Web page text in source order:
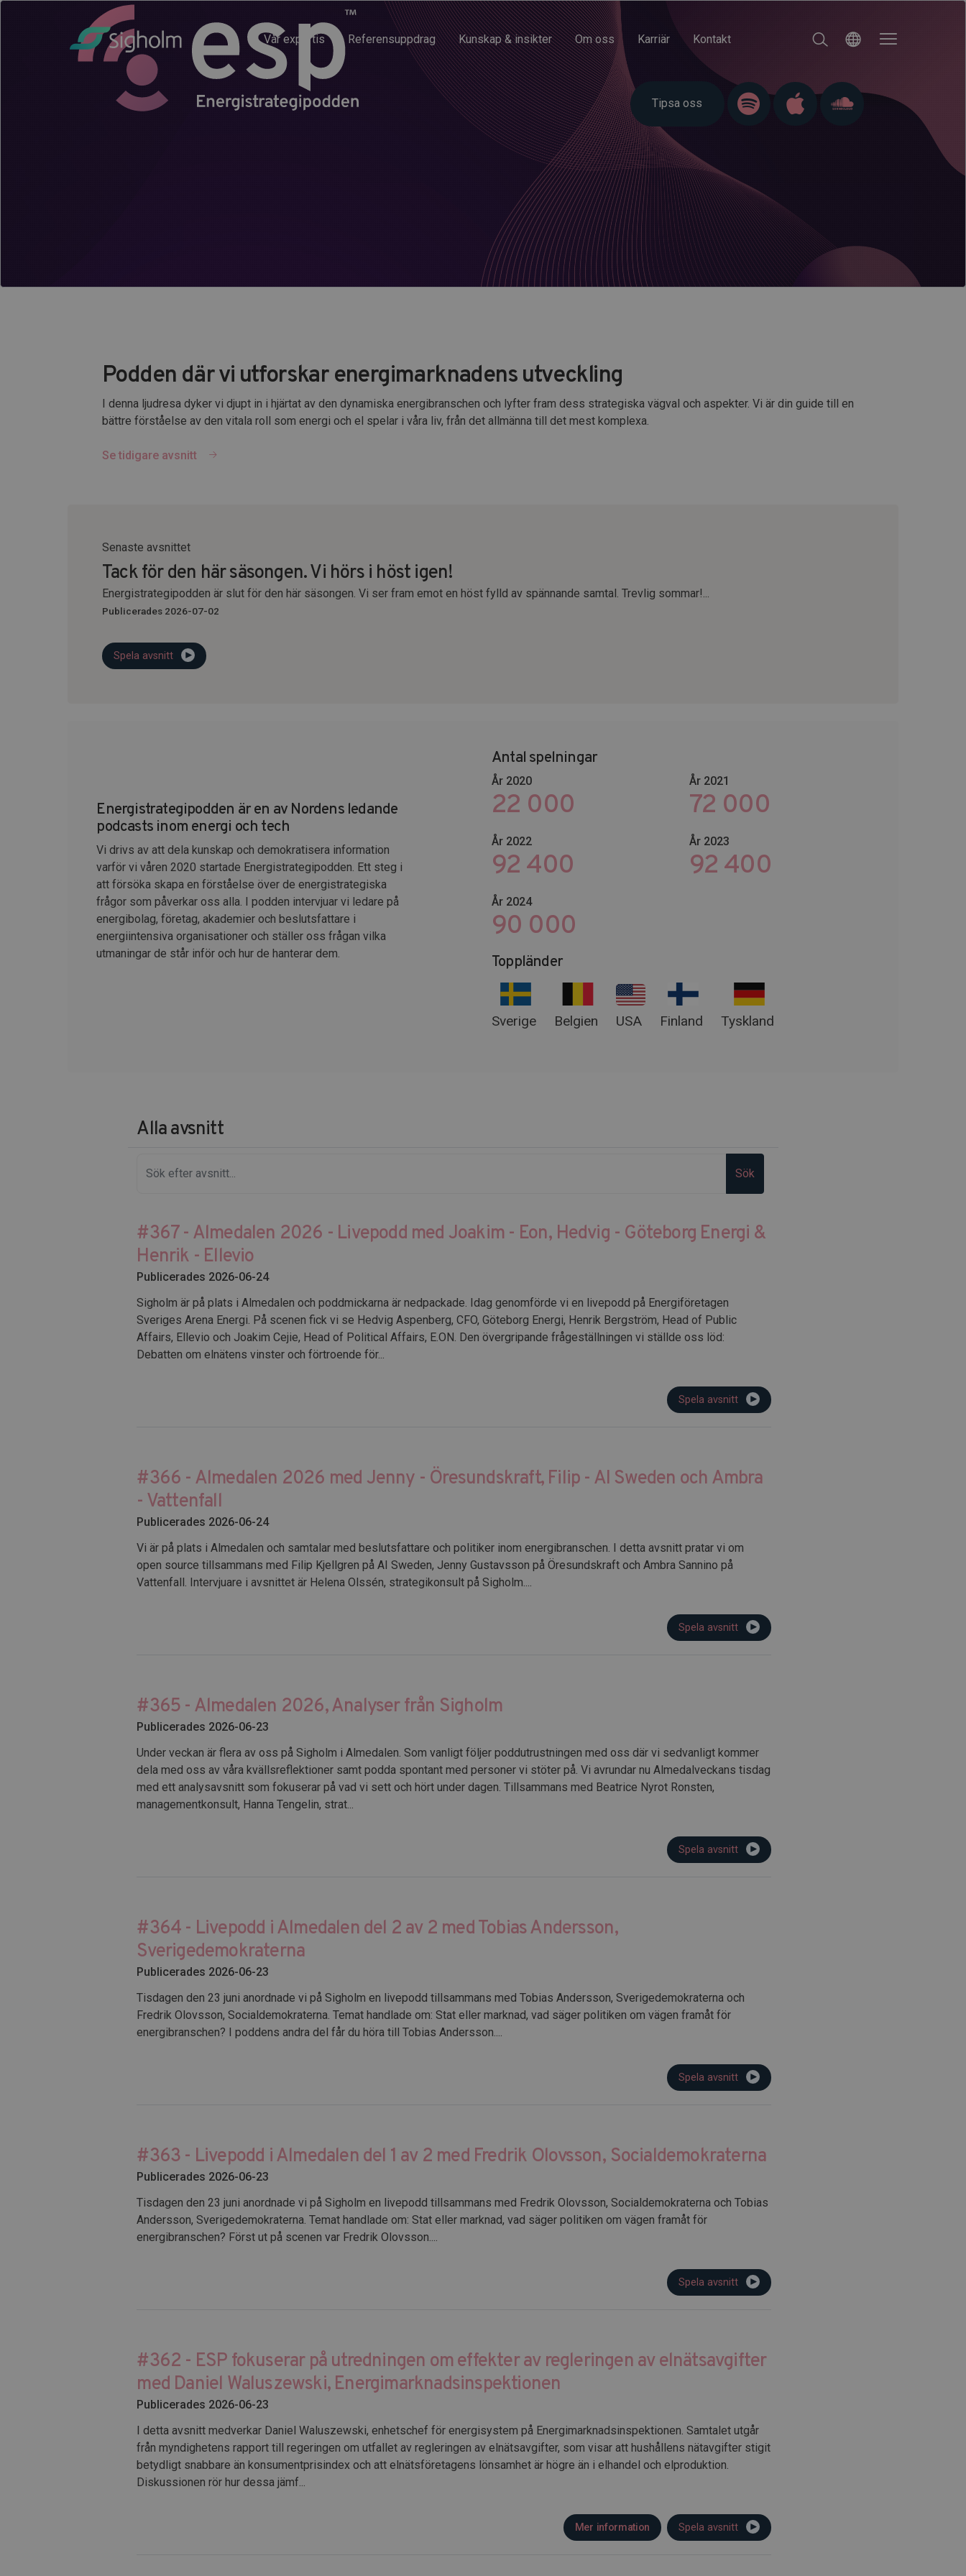
Vår expertis Referensuppdrag Kunskap & insikter Om oss Karriär Kontakt
Tipsa oss
Podden där vi utforskar energimarknadens utveckling
I denna ljudresa dyker vi djupt in i hjärtat av den dynamiska energibranschen och lyfter fram dess strategiska vägval och aspekter. Vi är din guide till en
bättre förståelse av den vitala roll som energi och el spelar i våra liv, från det allmänna till det mest komplexa.
Se tidigare avsnitt
Senaste avsnittet
Tack för den här säsongen. Vi hörs i höst igen!
Energistrategipodden är slut för den här säsongen. Vi ser fram emot en höst fylld av spännande samtal. Trevlig sommar!...
Publicerades 2026-07-02
Spela avsnitt
Energistrategipodden är en av Nordens ledande
podcasts inom energi och tech
Vi drivs av att dela kunskap och demokratisera information
varför vi våren 2020 startade Energistrategipodden. Ett steg i
att försöka skapa en förståelse över de energistrategiska
frågor som påverkar oss alla. I podden intervjuar vi ledare på
energibolag, företag, akademier och beslutsfattare i
energiintensiva organisationer och ställer oss frågan vilka
utmaningar de står inför och hur de hanterar dem.
Antal spelningar
År 2020
22 000
År 2021
72 000
År 2022
102 653
År 2023
118 800
År 2024
116 400
Toppländer
Sverige Belgien USA Finland Tyskland
Alla avsnitt
Sök
#367 - Almedalen 2026 - Livepodd med Joakim - Eon, Hedvig - Göteborg Energi &
Henrik - Ellevio
Publicerades 2026-06-24
Sigholm är på plats i Almedalen och poddmickarna är nedpackade. Idag genomförde vi en livepodd på Energiföretagen
Sveriges Arena Energi. På scenen fick vi se Hedvig Aspenberg, CFO, Göteborg Energi, Henrik Bergström, Head of Public
Affairs, Ellevio och Joakim Cejie, Head of Political Affairs, E.ON. Den övergripande frågeställningen vi ställde oss löd:
Debatten om elnätens vinster och förtroende för...
Spela avsnitt
#366 - Almedalen 2026 med Jenny - Öresundskraft, Filip - AI Sweden och Ambra
- Vattenfall
Publicerades 2026-06-24
Vi är på plats i Almedalen och samtalar med beslutsfattare och politiker inom energibranschen. I detta avsnitt pratar vi om
open source tillsammans med Filip Kjellgren på AI Sweden, Jenny Gustavsson på Öresundskraft och Ambra Sannino på
Vattenfall. Intervjuare i avsnittet är Helena Olssén, strategikonsult på Sigholm....
Spela avsnitt
#365 - Almedalen 2026, Analyser från Sigholm
Publicerades 2026-06-23
Under veckan är flera av oss på Sigholm i Almedalen. Som vanligt följer poddutrustningen med oss där vi sedvanligt kommer
dela med oss av våra kvällsreflektioner samt podda spontant med personer vi stöter på. Vi avrundar nu Almedalveckans tisdag
med ett analysavsnitt som fokuserar på vad vi sett och hört under dagen. Tillsammans med Beatrice Nyrot Ronsten,
managementkonsult, Hanna Tengelin, strat...
Spela avsnitt
#364 - Livepodd i Almedalen del 2 av 2 med Tobias Andersson,
Sverigedemokraterna
Publicerades 2026-06-23
Tisdagen den 23 juni anordnade vi på Sigholm en livepodd tillsammans med Tobias Andersson, Sverigedemokraterna och
Fredrik Olovsson, Socialdemokraterna. Temat handlade om: Stat eller marknad, vad säger politiken om vägen framåt för
energibranschen? I poddens andra del får du höra till Tobias Andersson....
Spela avsnitt
#363 - Livepodd i Almedalen del 1 av 2 med Fredrik Olovsson, Socialdemokraterna
Publicerades 2026-06-23
Tisdagen den 23 juni anordnade vi på Sigholm en livepodd tillsammans med Fredrik Olovsson, Socialdemokraterna och Tobias
Andersson, Sverigedemokraterna. Temat handlade om: Stat eller marknad, vad säger politiken om vägen framåt för
energibranschen? Först ut på scenen var Fredrik Olovsson....
Spela avsnitt
#362 - ESP fokuserar på utredningen om effekter av regleringen av elnätsavgifter
med Daniel Waluszewski, Energimarknadsinspektionen
Publicerades 2026-06-23
I detta avsnitt medverkar Daniel Waluszewski, enhetschef för energisystem på Energimarknadsinspektionen. Samtalet utgår
från myndighetens rapport till regeringen om utfallet av regleringen av elnätsavgifter, som visar att hushållens nätavgifter stigit
betydligt snabbare än konsumentprisindex och att elnätsföretagens lönsamhet är högre än i elhandel och elproduktion.
Diskussionen rör hur dessa jämf...
Spela avsnitt
Mer information